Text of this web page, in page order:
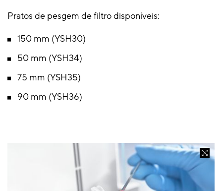
Pratos de pesgem de filtro disponíveis:
150 mm (YSH30)
50 mm (YSH34)
75 mm (YSH35)
90 mm (YSH36)